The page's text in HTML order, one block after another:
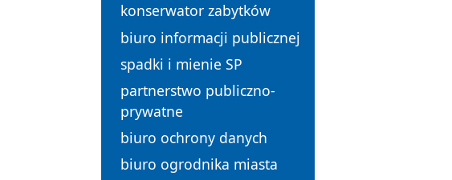
konserwator zabytków
biuro informacji publicznej
spadki i mienie SP
partnerstwo publiczno-
prywatne
biuro ochrony danych
biuro ogrodnika miasta